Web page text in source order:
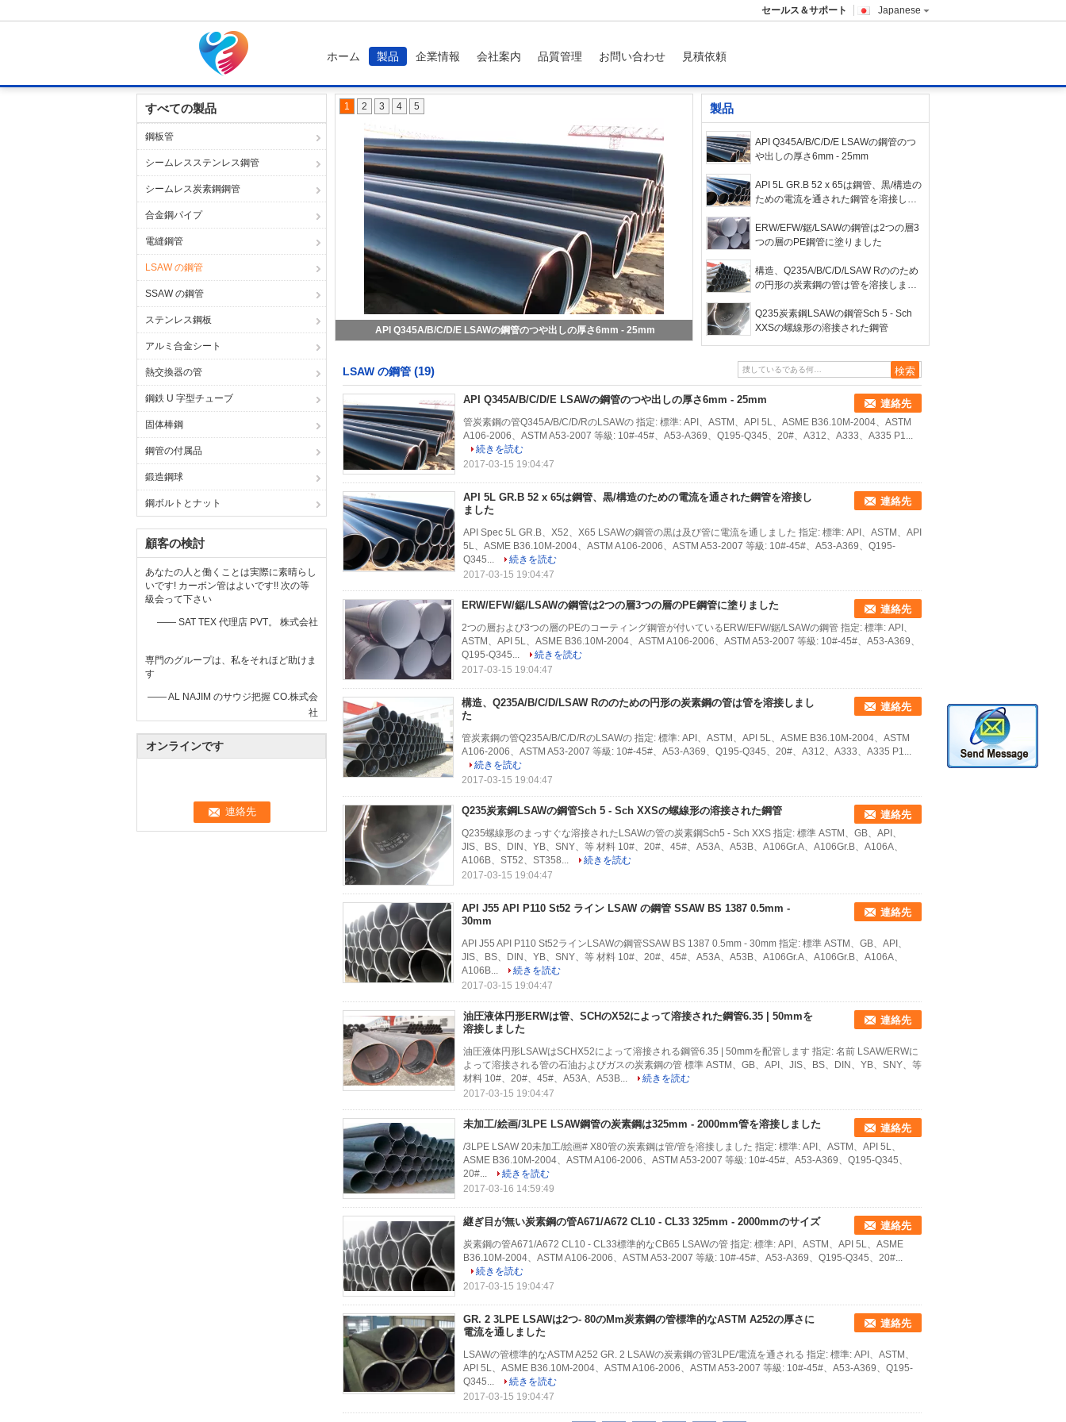
Japanese
セールス＆サポート
ホーム 製品 企業情報 会社案内 品質管理 お問い合わせ 見積依頼
すべての製品
鋼板管
シームレスステンレス鋼管
シームレス炭素鋼鋼管
合金鋼パイプ
電縫鋼管
LSAW の鋼管
SSAW の鋼管
ステンレス鋼板
アルミ合金シート
熱交換器の管
鋼鉄 U 字型チューブ
固体棒鋼
鋼管の付属品
鍛造鋼球
鋼ボルトとナット
顧客の検討
あなたの人と働くことは実際に素晴らし
いです! カーボン管はよいです!! 次の等
級会って下さい
—— SAT TEX 代理店 PVT。 株式会社
専門のグループは、私をそれほど助けま
す
—— AL NAJIM のサウジ把握 CO.株式会
社
オンラインです
API 5L GR.B 52 x 65は鋼管、黒/構造のための電流を通された鋼管を溶接しました
1 2 3 4 5 製品
API Q345A/B/C/D/E LSAWの鋼管のつ
や出しの厚さ6mm - 25mm
API 5L GR.B 52 x 65は鋼管、黒/構造の
ための電流を通された鋼管を溶接しま
ERW/EFW/鋸/LSAWの鋼管は2つの層3
つの層のPE鋼管に塗りました
構造、Q235A/B/C/D/LSAW Rののため
の円形の炭素鋼の管は管を溶接しまし
Q235炭素鋼LSAWの鋼管Sch 5 - Sch
XXSの螺線形の溶接された鋼管
LSAW の鋼管 (19)
API Q345A/B/C/D/E LSAWの鋼管のつや出しの厚さ6mm - 25mm 連絡先
管炭素鋼の管Q345A/B/C/D/RのLSAWの 指定: 標準: API、ASTM、API 5L、ASME B36.10M-2004、ASTM
A106-2006、ASTM A53-2007 等級: 10#-45#、A53-A369、Q195-Q345、20#、A312、A333、A335 P1...
続きを読む
2017-03-15 19:04:47
API 5L GR.B 52 x 65は鋼管、黒/構造のための電流を通された鋼管を溶接し
ました
連絡先
API Spec 5L GR.B、X52、X65 LSAWの鋼管の黒は及び管に電流を通しました 指定: 標準: API、ASTM、API
5L、ASME B36.10M-2004、ASTM A106-2006、ASTM A53-2007 等級: 10#-45#、A53-A369、Q195-
Q345...
続きを読む
2017-03-15 19:04:47
ERW/EFW/鋸/LSAWの鋼管は2つの層3つの層のPE鋼管に塗りました 連絡先
2つの層および3つの層のPEのコーティング鋼管が付いているERW/EFW/鋸/LSAWの鋼管 指定: 標準: API、
ASTM、API 5L、ASME B36.10M-2004、ASTM A106-2006、ASTM A53-2007 等級: 10#-45#、A53-A369、
Q195-Q345...
続きを読む
2017-03-15 19:04:47
構造、Q235A/B/C/D/LSAW Rののための円形の炭素鋼の管は管を溶接しまし
た
連絡先
管炭素鋼の管Q235A/B/C/D/RのLSAWの 指定: 標準: API、ASTM、API 5L、ASME B36.10M-2004、ASTM
A106-2006、ASTM A53-2007 等級: 10#-45#、A53-A369、Q195-Q345、20#、A312、A333、A335 P1...
続きを読む
2017-03-15 19:04:47
Q235炭素鋼LSAWの鋼管Sch 5 - Sch XXSの螺線形の溶接された鋼管 連絡先
Q235螺線形のまっすぐな溶接されたLSAWの管の炭素鋼Sch5 - Sch XXS 指定: 標準 ASTM、GB、API、
JIS、BS、DIN、YB、SNY、等 材料 10#、20#、45#、A53A、A53B、A106Gr.A、A106Gr.B、A106A、
A106B、ST52、ST358...
続きを読む
2017-03-15 19:04:47
API J55 API P110 St52 ライン LSAW の鋼管 SSAW BS 1387 0.5mm -
30mm
連絡先
API J55 API P110 St52ラインLSAWの鋼管SSAW BS 1387 0.5mm - 30mm 指定: 標準 ASTM、GB、API、
JIS、BS、DIN、YB、SNY、等 材料 10#、20#、45#、A53A、A53B、A106Gr.A、A106Gr.B、A106A、
A106B...
続きを読む
2017-03-15 19:04:47
油圧液体円形ERWは管、SCHのX52によって溶接された鋼管6.35 | 50mmを
溶接しました
連絡先
油圧液体円形LSAWはSCHX52によって溶接される鋼管6.35 | 50mmを配管します 指定: 名前 LSAW/ERWに
よって溶接される管の石油およびガスの炭素鋼の管 標準 ASTM、GB、API、JIS、BS、DIN、YB、SNY、等
材料 10#、20#、45#、A53A、A53B...
続きを読む
2017-03-15 19:04:47
未加工/絵画/3LPE LSAW鋼管の炭素鋼は325mm - 2000mm管を溶接しました 連絡先
/3LPE LSAW 20未加工/絵画# X80管の炭素鋼は管/管を溶接しました 指定: 標準: API、ASTM、API 5L、
ASME B36.10M-2004、ASTM A106-2006、ASTM A53-2007 等級: 10#-45#、A53-A369、Q195-Q345、
20#...
続きを読む
2017-03-16 14:59:49
継ぎ目が無い炭素鋼の管A671/A672 CL10 - CL33 325mm - 2000mmのサイズ 連絡先
炭素鋼の管A671/A672 CL10 - CL33標準的なCB65 LSAWの管 指定: 標準: API、ASTM、API 5L、ASME
B36.10M-2004、ASTM A106-2006、ASTM A53-2007 等級: 10#-45#、A53-A369、Q195-Q345、20#...
続きを読む
2017-03-15 19:04:47
GR. 2 3LPE LSAWは2つ- 80のMm炭素鋼の管標準的なASTM A252の厚さに
電流を通しました
連絡先
LSAWの管標準的なASTM A252 GR. 2 LSAWの炭素鋼の管3LPE/電流を通される 指定: 標準: API、ASTM、
API 5L、ASME B36.10M-2004、ASTM A106-2006、ASTM A53-2007 等級: 10#-45#、A53-A369、Q195-
Q345...
続きを読む
2017-03-15 19:04:47